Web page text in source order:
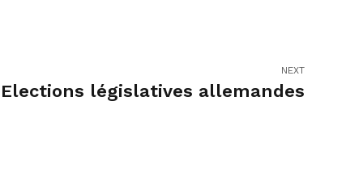
NEXT
Elections législatives allemandes